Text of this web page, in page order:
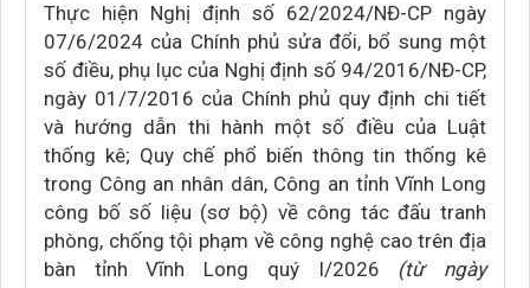
Thực hiện Nghị định số 62/2024/NĐ-CP ngày
07/6/2024 của Chính phủ sửa đổi, bổ sung một
số điều, phụ lục của Nghị định số 94/2016/NĐ-CP,
ngày 01/7/2016 của Chính phủ quy định chi tiết
và hướng dẫn thi hành một số điều của Luật
thống kê; Quy chế phổ biến thông tin thống kê
trong Công an nhân dân, Công an tỉnh Vĩnh Long
công bố số liệu (sơ bộ) về công tác đấu tranh
phòng, chống tội phạm về công nghệ cao trên địa
bàn tỉnh Vĩnh Long quý I/2026 (từ ngày